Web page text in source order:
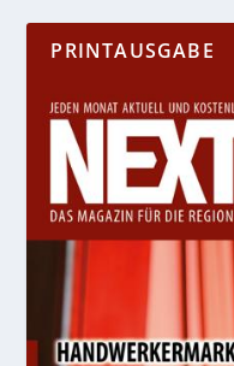
PRINTAUSGABE